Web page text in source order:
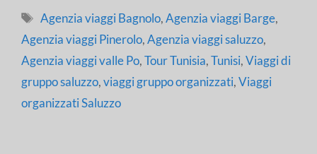
Tag
Agenzia viaggi Bagnolo,Agenzia viaggi Barge,
Agenzia viaggi Pinerolo,Agenzia viaggi saluzzo,
Agenzia viaggi valle Po,Tour Tunisia,Tunisi,Viaggi di
gruppo saluzzo,viaggi gruppo organizzati,Viaggi
organizzati Saluzzo